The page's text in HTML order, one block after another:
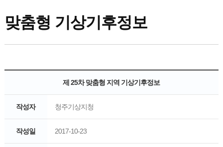
맞춤형 기상기후정보
제 25차 맞춤형 지역 기상기후정보
작성자 청주기상지청
작성일 2017-10-23